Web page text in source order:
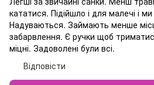
кататися. Підійшло і для малечі і
Надуваються. Займають менше
забарвлення. Є ручки щоб
міцні. Задоволені були всі.
Відповісти